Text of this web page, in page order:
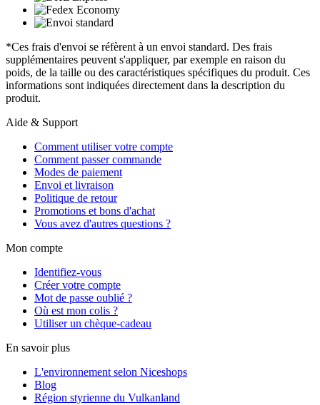
*Ces frais d'envoi se réfèrent à un envoi standard. Des frais
supplémentaires peuvent s'appliquer, par exemple en raison du
poids, de la taille ou des caractéristiques spécifiques du produit. Ces
informations sont indiquées directement dans la description du
produit.
Aide & Support
Comment utiliser votre compte
Comment passer commande
Modes de paiement
Envoi et livraison
Politique de retour
Promotions et bons d'achat
Vous avez d'autres questions ?
Mon compte
Identifiez-vous
Créer votre compte
Mot de passe oublié ?
Où est mon colis ?
Utiliser un chèque-cadeau
En savoir plus
L'environnement selon Niceshops
Blog
Région styrienne du Vulkanland